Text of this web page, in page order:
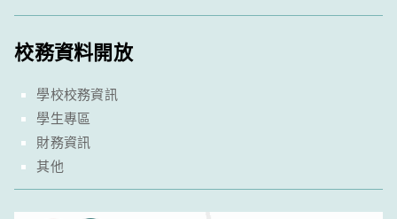
校務資料開放
學校校務資訊
學生專區
財務資訊
其他